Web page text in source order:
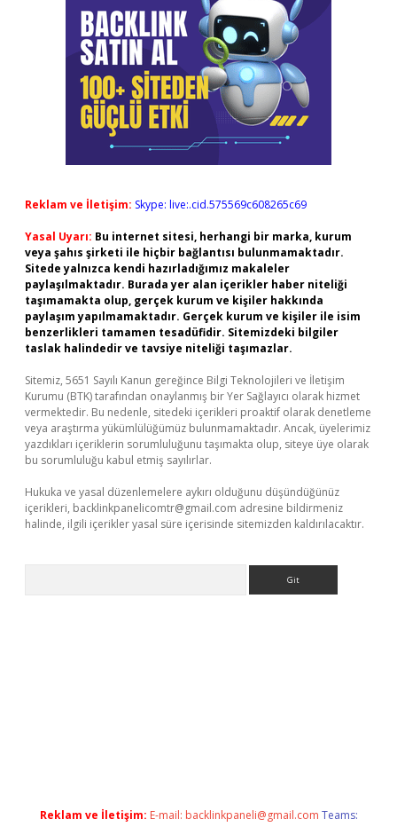
Reklam ve İletişim: Skype: live:.cid.575569c608265c69
Yasal Uyarı: Bu internet sitesi, herhangi bir marka, kurum
veya şahıs şirketi ile hiçbir bağlantısı bulunmamaktadır.
Sitede yalnızca kendi hazırladığımız makaleler
paylaşılmaktadır. Burada yer alan içerikler haber niteliği
taşımamakta olup, gerçek kurum ve kişiler hakkında
paylaşım yapılmamaktadır. Gerçek kurum ve kişiler ile isim
benzerlikleri tamamen tesadüfidir. Sitemizdeki bilgiler
taslak halindedir ve tavsiye niteliği taşımazlar.
Sitemiz, 5651 Sayılı Kanun gereğince Bilgi Teknolojileri ve İletişim
Kurumu (BTK) tarafından onaylanmış bir Yer Sağlayıcı olarak hizmet
vermektedir. Bu nedenle, sitedeki içerikleri proaktif olarak denetleme
veya araştırma yükümlülüğümüz bulunmamaktadır. Ancak, üyelerimiz
yazdıkları içeriklerin sorumluluğunu taşımakta olup, siteye üye olarak
bu sorumluluğu kabul etmiş sayılırlar.
Hukuka ve yasal düzenlemelere aykırı olduğunu düşündüğünüz
içerikleri, backlinkpanelicomtr@gmail.com adresine bildirmeniz
halinde, ilgili içerikler yasal süre içerisinde sitemizden kaldırılacaktır.
Reklam ve İletişim: E-mail: backlinkpaneli@gmail.com Teams: